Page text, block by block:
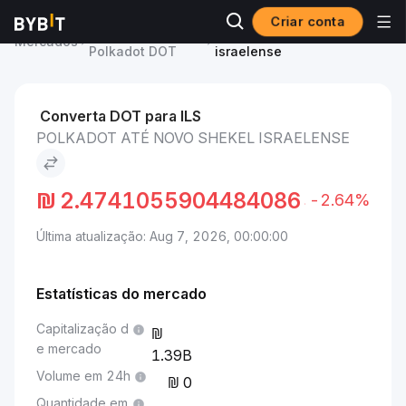
Criar conta
Mercados
Polkadot DOT
Polkadot to Novo Shekel
israelense
Converta DOT para ILS
POLKADOT ATÉ NOVO SHEKEL ISRAELENSE
₪ 2.4741055904484086 -2.64%
Última atualização: Aug 7, 2026, 00:00:00
Estatísticas do mercado
Capitalização d
e mercado
1.39B
Volume em 24h 0
Quantidade em